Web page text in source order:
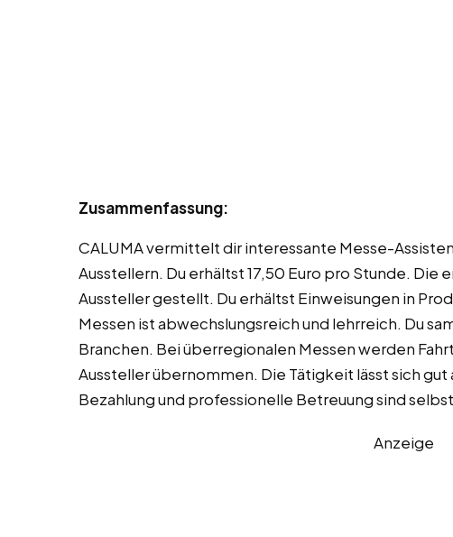
Zusammenfassung:
CALUMA vermittelt dir interessante Messe-
Ausstellern. Du erhältst 17,50 Euro pro Stunde.
Aussteller gestellt. Du erhältst Einweisungen in
Messen ist abwechslungsreich und lehrreich. Du
Branchen. Bei überregionalen Messen werden
Aussteller übernommen. Die Tätigkeit lässt sich
Bezahlung und professionelle Betreuung sind
Anzeige